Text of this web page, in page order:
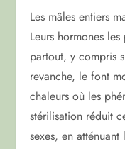
Les mâles entiers
Leurs hormones
partout, y compris
revanche, le font
chaleurs où les
stérilisation réduit
sexes, en